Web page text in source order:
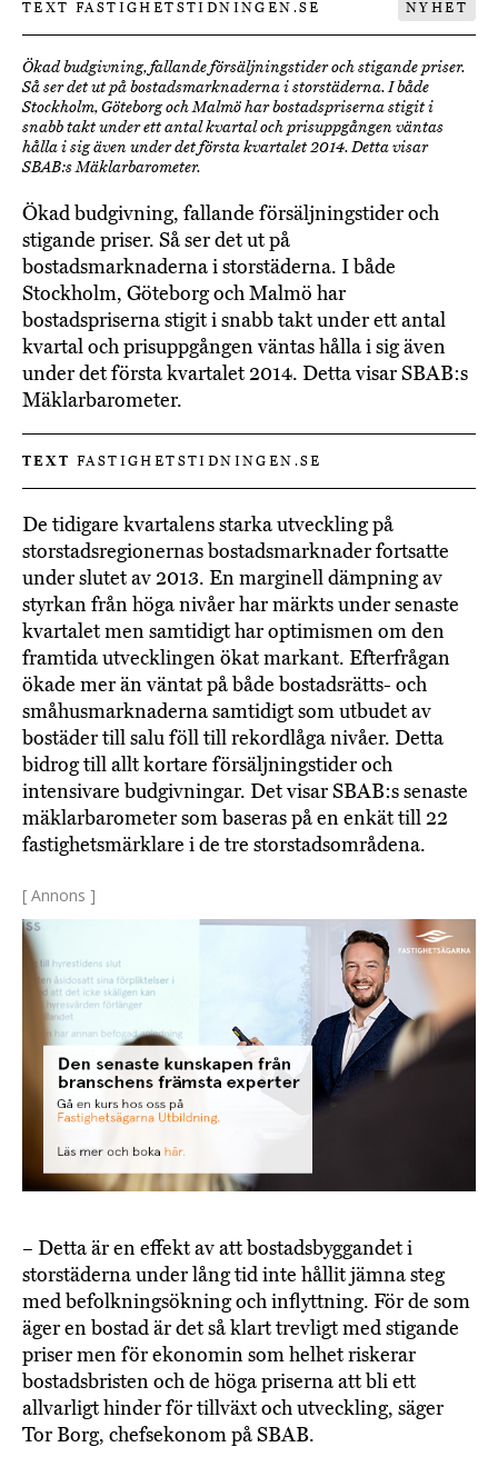
TEXT FASTIGHETSTIDNINGEN.SE NYHET
Ökad budgivning, fallande försäljningstider och stigande priser.
Så ser det ut på bostadsmarknaderna i storstäderna. I både
Stockholm, Göteborg och Malmö har bostadspriserna stigit i
snabb takt under ett antal kvartal och prisuppgången väntas
hålla i sig även under det första kvartalet 2014. Detta visar
SBAB:s Mäklarbarometer.
Ökad budgivning, fallande försäljningstider och
stigande priser. Så ser det ut på
bostadsmarknaderna i storstäderna. I både
Stockholm, Göteborg och Malmö har
bostadspriserna stigit i snabb takt under ett antal
kvartal och prisuppgången väntas hålla i sig även
under det första kvartalet 2014. Detta visar SBAB:s
Mäklarbarometer.
TEXT FASTIGHETSTIDNINGEN.SE
De tidigare kvartalens starka utveckling på
storstadsregionernas bostadsmarknader fortsatte
under slutet av 2013. En marginell dämpning av
styrkan från höga nivåer har märkts under senaste
kvartalet men samtidigt har optimismen om den
framtida utvecklingen ökat markant. Efterfrågan
ökade mer än väntat på både bostadsrätts- och
småhusmarknaderna samtidigt som utbudet av
bostäder till salu föll till rekordlåga nivåer. Detta
bidrog till allt kortare försäljningstider och
intensivare budgivningar. Det visar SBAB:s senaste
mäklarbarometer som baseras på en enkät till 22
fastighetsmärklare i de tre storstadsområdena.
[ Annons ]
– Detta är en effekt av att bostadsbyggandet i
storstäderna under lång tid inte hållit jämna steg
med befolkningsökning och inflyttning. För de som
äger en bostad är det så klart trevligt med stigande
priser men för ekonomin som helhet riskerar
bostadsbristen och de höga priserna att bli ett
allvarligt hinder för tillväxt och utveckling, säger
Tor Borg, chefsekonom på SBAB.